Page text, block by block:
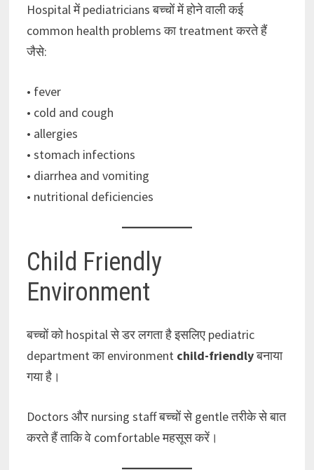
Hospital में pediatricians बच्चों में होने वाली कई
common health problems का treatment करते हैं
जैसे:
• fever
• cold and cough
• allergies
• stomach infections
• diarrhea and vomiting
• nutritional deficiencies
Child Friendly
Environment
बच्चों को hospital से डर लगता है इसलिए pediatric
department का environment child-friendlyबनाया
गया है।
Doctors और nursing staff बच्चों से gentle तरीके से बात
करते हैं ताकि वे comfortable महसूस करें।